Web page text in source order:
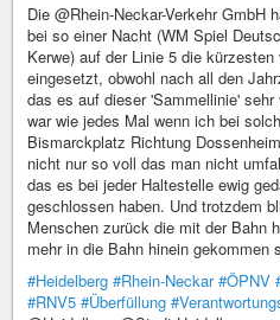
Die @Rhein-Neckar-Verkehr GmbH
bei so einer Nacht (WM Spiel
Kerwe) auf der Linie 5 die
eingesetzt, obwohl nach all den
das es auf dieser 'Sammellinie'
war wie jedes Mal wenn ich bei
Bismarckplatz Richtung
nicht nur so voll das man nicht
das es bei jeder Haltestelle ewig
geschlossen haben. Und trotzdem
Menschen zurück die mit der Bahn
mehr in die Bahn hinein gekommen
#Heidelberg #Rhein-Neckar #ÖPNV
#RNV5 #Überfüllung